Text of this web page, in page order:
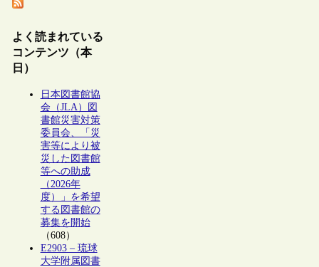
よく読まれている
コンテンツ（本
日）
日本図書館協
会（JLA）図
書館災害対策
委員会、「災
害等により被
災した図書館
等への助成
（2026年
度）」を希望
する図書館の
募集を開始
（608）
E2903 – 琉球
大学附属図書